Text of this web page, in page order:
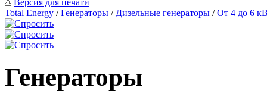
Версия для печати
Total Energy /Генераторы / Дизельные генераторы /От 4 до 6
Генераторы